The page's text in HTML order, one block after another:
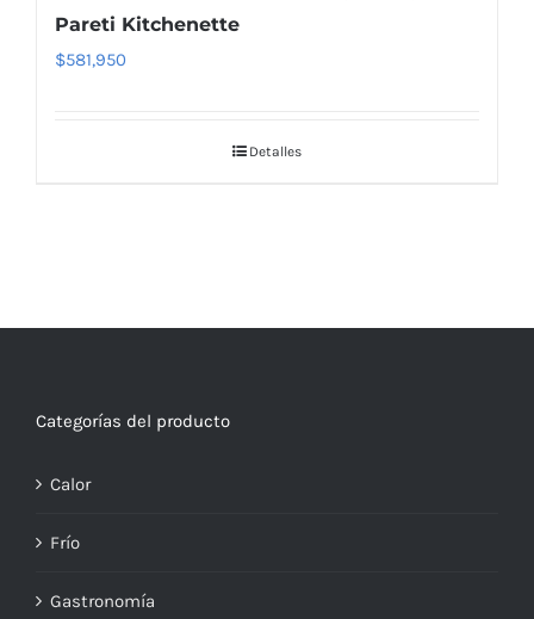
Pareti Kitchenette
$581,950
Detalles
Categorías del producto
Calor
Frío
Gastronomía